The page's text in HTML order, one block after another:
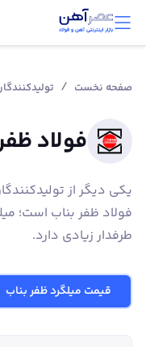
صفحه نخست /
فولاد
یکی دیگر از
فولاد ظفر بناب است؛
طرفدار زیادی دارد.
قیمت میلگرد ظفر بناب